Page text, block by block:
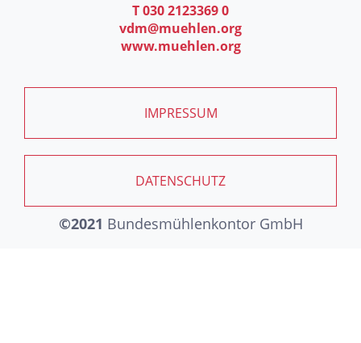
T 030 2123369 0
vdm@muehlen.org
www.muehlen.org
IMPRESSUM
DATENSCHUTZ
©2021 Bundesmühlenkontor GmbH